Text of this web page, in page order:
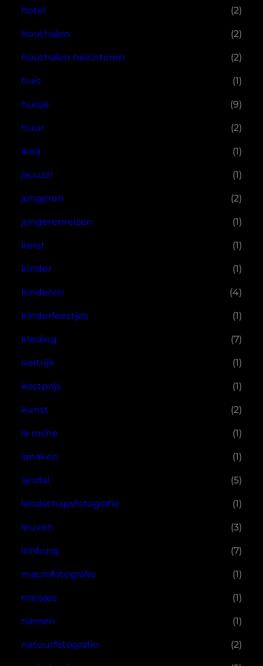
hotel (2)
houthalen (2)
houthalen helchteren (2)
huis (1)
huisje (9)
huur (2)
ikea (1)
jacuzzi (1)
jongeren (2)
jongerenreizen (1)
kerst (1)
kinder (1)
kinderen (4)
kinderfeestjes (1)
kleding (7)
kortrijk (1)
kostprijs (1)
kunst (2)
la roche (1)
lanaken (1)
landal (5)
landschapsfotografie (1)
leuven (3)
limburg (7)
macrofotografie (1)
meisjes (1)
namen (1)
natuurfotografie (2)